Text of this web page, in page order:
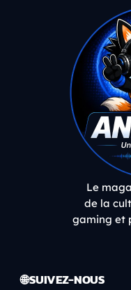
Le
de la
gaming et
🌐 SUIVEZ-NOUS